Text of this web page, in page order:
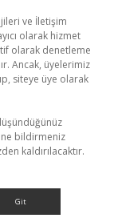
ve İletişim
olarak hizmet
olarak denetleme
Ancak, üyelerimiz
siteye üye olarak
bildirmeniz
kaldırılacaktır.